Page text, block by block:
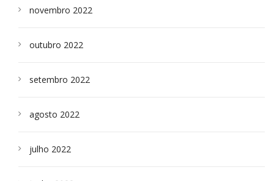
novembro 2022
outubro 2022
setembro 2022
agosto 2022
julho 2022